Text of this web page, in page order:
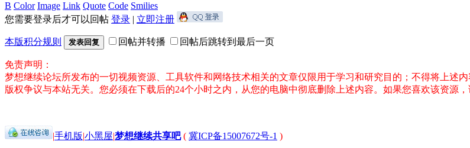
B Color Image Link Quote Code Smilies
您需要登录后才可以回帖 登录 | 立即注册
本版积分规则 发表回复 回帖并转播 回帖后跳转到最后一页
免责声明：
梦想继续论坛所发布的一切视频资源、工具软件和网络技术相关的文章仅限用于学习和研究目的；不得将上述
版权争议与本站无关。您必须在下载后的24个小时之内，从您的电脑中彻底删除上述内容。如果您喜欢该资源
|手机版|小黑屋|梦想继续共享吧( 冀ICP备15007672号-1 )